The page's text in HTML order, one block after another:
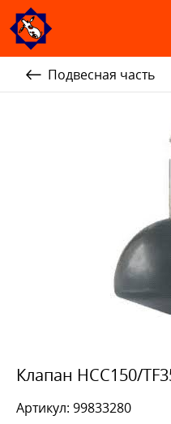
Подвесная часть
Клапан HCC150/
Артикул: 99833280